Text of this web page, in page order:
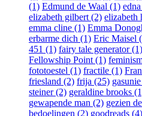
(1) Edmund de Waal (1)
elizabeth gilbert (2) elizabeth
emma cline (1) Emma
erbarme dich (1) Eric Maisel
451 (1) fairy tale generator (1)
Fellowship Point (1)
fototoestel (1) fractile (1)
friesland (2) frija (25)
steiner (2) geraldine brooks
gewapende man (2) gezien
bedoelingen (2) goodreads (4)